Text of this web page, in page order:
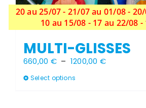
20 au 25/07 - 21/07 au 01/08 -
10 au 15/08 - 17 au 22/08
MULTI-GLISSES
660,00 € – 1200,00 €Plage
Select options